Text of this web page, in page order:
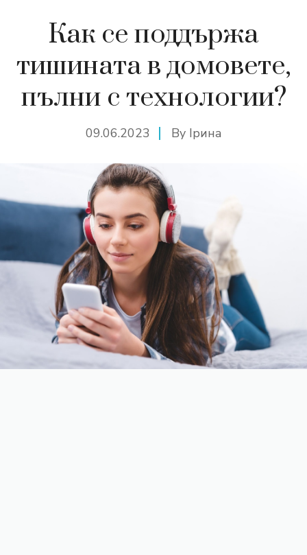
Как се поддържа
тишината в домовете,
пълни с технологии?
09.06.2023 By Ірина